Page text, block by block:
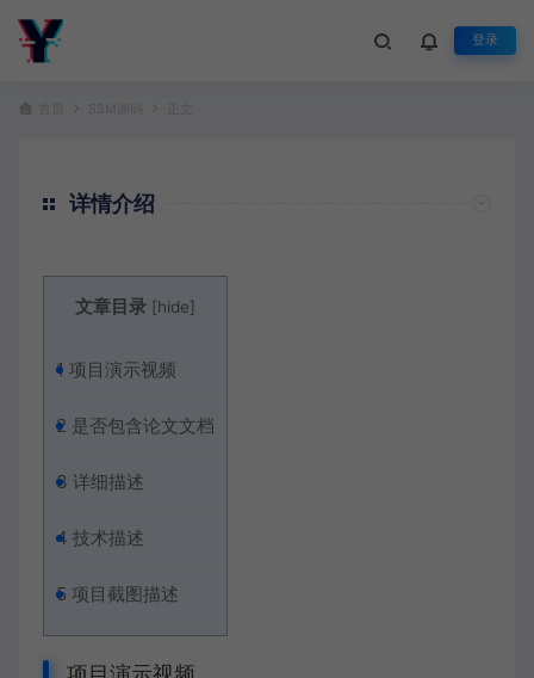
登录
详情介绍
文章目录 [hide]
1 项目演示视频
2 是否包含论文文档
3 详细描述
4 技术描述
5 项目截图描述